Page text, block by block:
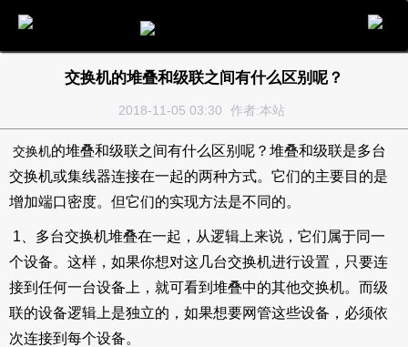
交换机的堆叠和级联之间有什么区别呢？
2018-11-05 03:30 作者:本站
交换机的堆叠和级联之间有什么区别呢？堆叠和级联是多台
交换机或集线器连接在一起的两种方式。它们的主要目的是
增加端口密度。但它们的实现方法是不同的。
1、多台交换机堆叠在一起，从逻辑上来说，它们属于同一
个设备。这样，如果你想对这几台交换机进行设置，只要连
接到任何一台设备上，就可看到堆叠中的其他交换机。而级
联的设备逻辑上是独立的，如果想要网管这些设备，必须依
次连接到每个设备。
电话 留言